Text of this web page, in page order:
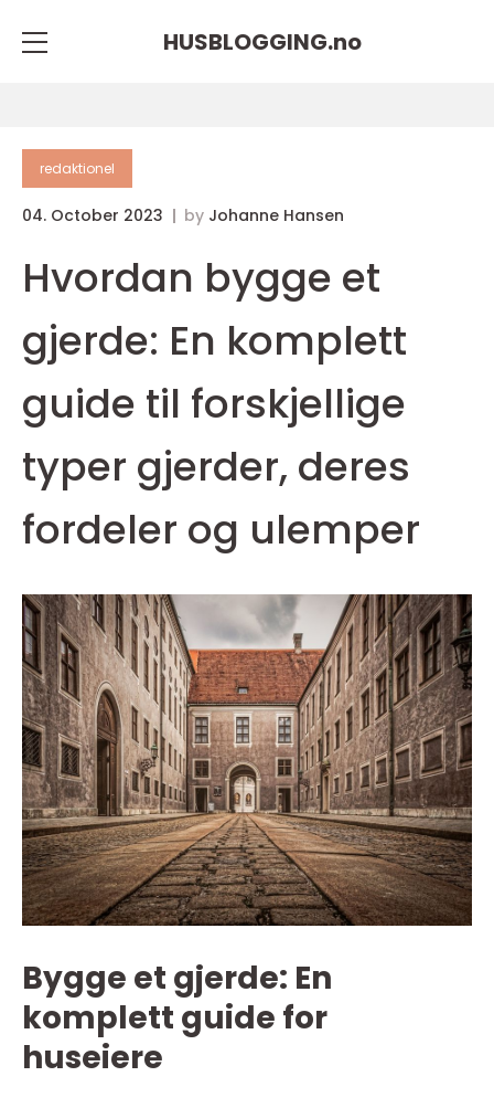
HUSBLOGGING.no
redaktionel
04. October 2023 by Johanne Hansen
Hvordan bygge et
gjerde: En komplett
guide til forskjellige
typer gjerder, deres
fordeler og ulemper
Bygge et gjerde: En
komplett guide for
huseiere